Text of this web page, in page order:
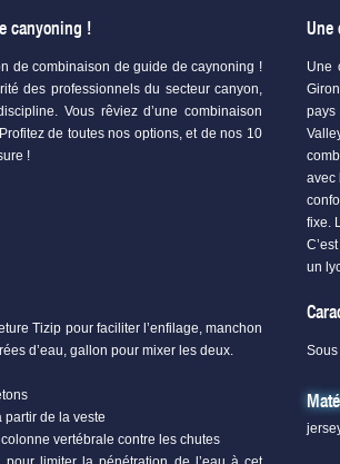
canyoning !
de combinaison de guide de caynoning !
des professionnels du secteur canyon,
Vous rêviez d’une combinaison
de toutes nos options, et de nos 10
!
Tizip pour faciliter l’enfilage, manchon
d’eau, gallon pour mixer les deux.
partir de la veste
vertébrale contre les chutes
Une
Une
pays
avec
fixe.
un
Sous